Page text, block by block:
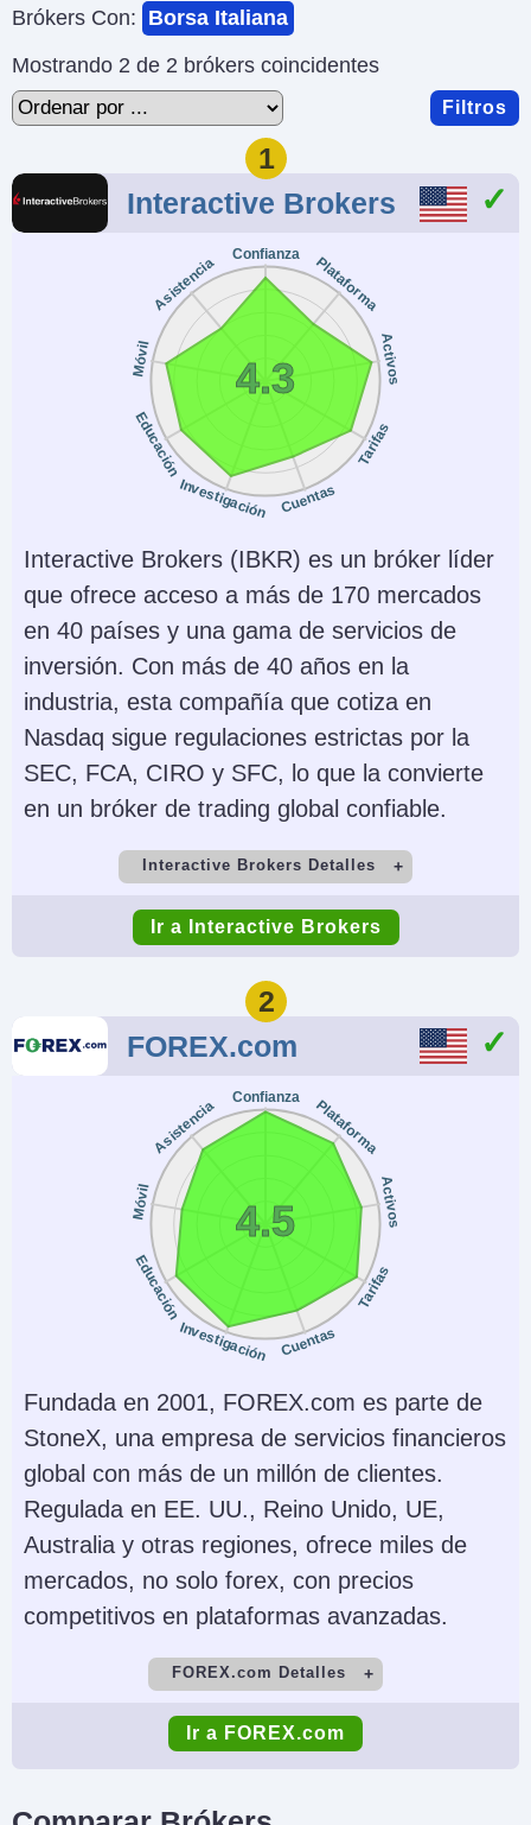
Brókers Con: Borsa Italiana
Mostrando 2 de 2 brókers coincidentes
Filtros
1
Interactive Brokers
Confianza Plataforma
Activos
Tarifas
Cuentas
Investigación
Educación
Móvil
Asistencia
4.3
Interactive Brokers (IBKR) es un bróker líder
que ofrece acceso a más de 170 mercados
en 40 países y una gama de servicios de
inversión. Con más de 40 años en la
industria, esta compañía que cotiza en
Nasdaq sigue regulaciones estrictas por la
SEC, FCA, CIRO y SFC, lo que la convierte
en un bróker de trading global confiable.
Interactive Brokers Detalles
Cuenta Demo
Yes
Depósito Mínimo
$0
1:50 (major forex
pairs), 1:2-1:4
Copy Trading
No
Regulador
SEC, FINRA, CFTC,
NFA, CIRO, FCA, CBI,
ASIC, SFC, SEBI,
JFSA, MAS
Instrumentos
Futures, Forex, Funds,
Bonds, ETFs, Mutual
Funds,
Cryptocurrencies
(TWS), IBKR Desktop,
GlobalTrader, Mobile,
Client Portal,
AlgoTrader,
OmniTrader,
TradingView, eSignal,
TradingCentral,
Quantower
Monedas de cuenta Trading Automatizado
Ir a Interactive Brokers
2
FOREX.com
Confianza Plataforma
Activos
Tarifas
Cuentas
Investigación
Educación
Móvil
Asistencia
4.5
Fundada en 2001, FOREX.com es parte de
StoneX, una empresa de servicios financieros
global con más de un millón de clientes.
Regulada en EE. UU., Reino Unido, UE,
Australia y otras regiones, ofrece miles de
mercados, no solo forex, con precios
competitivos en plataformas avanzadas.
FOREX.com Detalles
Cuenta Demo Depósito Mínimo
Ir a FOREX.com